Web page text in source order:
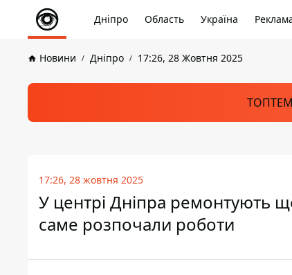
Дніпро Область Україна
Новини Дніпро 17:26, 28 Жовтня 2025
17:26, 28 жовтня 2025
У центрі Дніпра ремонтують
саме розпочали роботи